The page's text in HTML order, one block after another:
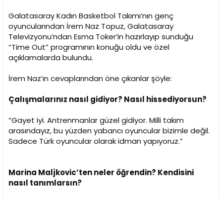
Galatasaray Kadın Basketbol Takımı’nın genç
oyuncularından İrem Naz Topuz, Galatasaray
Televizyonu’ndan Esma Toker’in hazırlayıp sunduğu
“Time Out” programının konuğu oldu ve özel
açıklamalarda bulundu.
İrem Naz’ın cevaplarından öne çıkanlar şöyle:
Çalışmalarınız nasıl gidiyor? Nasıl hissediyorsun?
“Gayet iyi. Antrenmanlar güzel gidiyor. Milli takım
arasındayız, bu yüzden yabancı oyuncular bizimle değil.
Sadece Türk oyuncular olarak idman yapıyoruz.”
Marina Maljkovic’ten neler öğrendin? Kendisini
nasıl tanımlarsın?